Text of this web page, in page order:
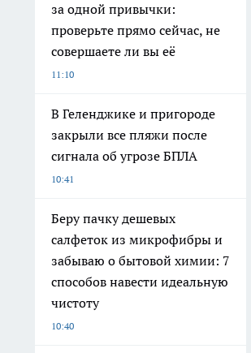
за одной привычки:
проверьте прямо сейчас, не
совершаете ли вы её
11:10
В Геленджике и пригороде
закрыли все пляжи после
сигнала об угрозе БПЛА
10:41
Беру пачку дешевых
салфеток из микрофибры и
забываю о бытовой химии: 7
способов навести идеальную
чистоту
10:40